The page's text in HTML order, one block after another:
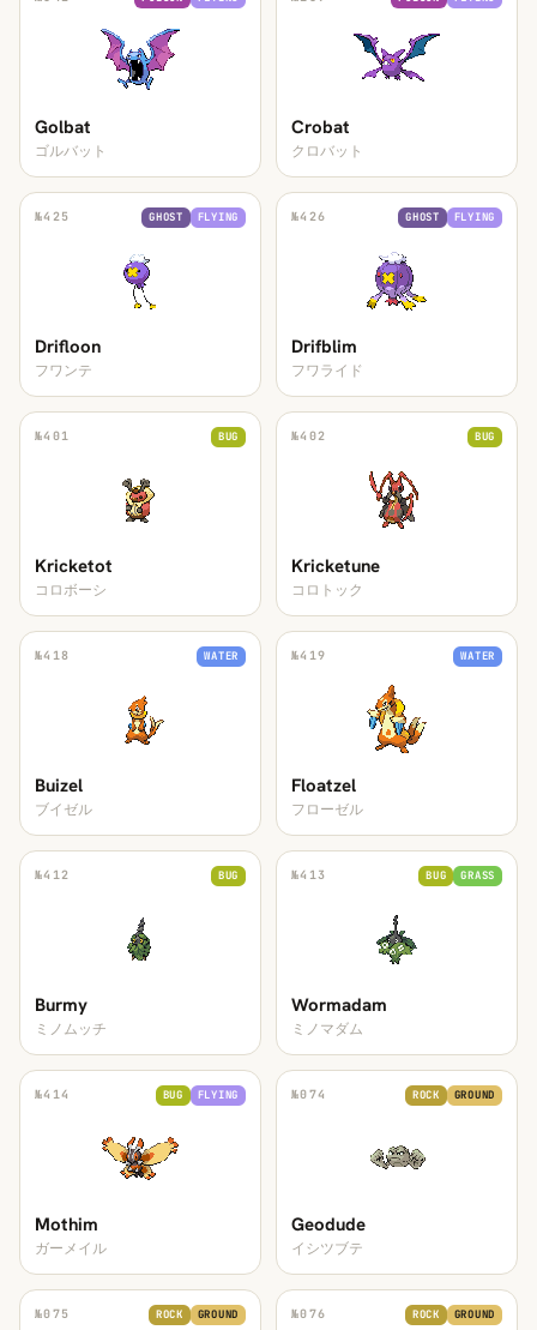
Golbat
ゴルバット
Crobat
クロバット
№425 GHOST FLYING
Drifloon
フワンテ
№426 GHOST FLYING
Drifblim
フワライド
№401 BUG
Kricketot
コロボーシ
№402 BUG
Kricketune
コロトック
№418 WATER
Buizel
ブイゼル
№419 WATER
Floatzel
フローゼル
№412 BUG
Burmy
ミノムッチ
№413 BUG GRASS
Wormadam
ミノマダム
№414 BUG FLYING
Mothim
ガーメイル
№074 ROCK GROUND
Geodude
イシツブテ
№075 ROCK GROUND №076 ROCK GROUND